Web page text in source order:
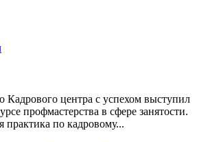
Кадрового центра с успехом выступил
профмастерства в сфере занятости.
по кадровому...